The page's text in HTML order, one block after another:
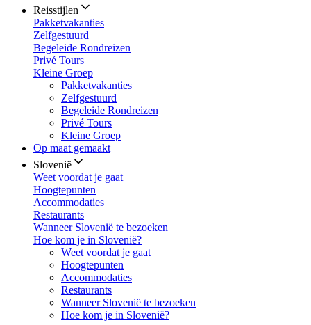
Reisstijlen
Pakketvakanties
Zelfgestuurd
Begeleide Rondreizen
Privé Tours
Kleine Groep
Pakketvakanties
Zelfgestuurd
Begeleide Rondreizen
Privé Tours
Kleine Groep
Op maat gemaakt
Slovenië
Weet voordat je gaat
Hoogtepunten
Accommodaties
Restaurants
Wanneer Slovenië te bezoeken
Hoe kom je in Slovenië?
Weet voordat je gaat
Hoogtepunten
Accommodaties
Restaurants
Wanneer Slovenië te bezoeken
Hoe kom je in Slovenië?